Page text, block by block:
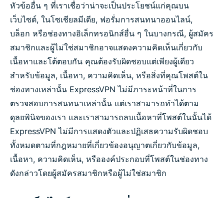
หัวข้ออื่น ๆ ที่เราเชื่อว่าน่าจะเป็นประโยชน์แก่คุณบน
เว็บไซต์, ในโซเชียลมีเดีย, ฟอรั่มการสนทนาออนไลน์,
บล็อก หรือช่องทางอิเล็กทรอนิกส์อื่น ๆ ในบางกรณี, ผู้สมัคร
สมาชิกและผู้ไม่ใช่สมาชิกอาจแสดงความคิดเห็นเกี่ยวกับ
เนื้อหาและโต้ตอบกัน คุณต้องรับผิดชอบแต่เพียงผู้เดียว
สำหรับข้อมูล, เนื้อหา, ความคิดเห็น, หรือสิ่งที่คุณโพสต์ใน
ช่องทางเหล่านั้น ExpressVPN ไม่มีภาระหน้าที่ในการ
ตรวจสอบการสนทนาเหล่านั้น แต่เราสามารถทำได้ตาม
ดุลยพินิจของเรา และเราสามารถลบเนื้อหาที่โพสต์ในนั้นได้
ExpressVPN ไม่มีการแสดงตัวและปฏิเสธความรับผิดชอบ
ทั้งหมดตามที่กฎหมายที่เกี่ยวข้องอนุญาตเกี่ยวกับข้อมูล,
เนื้อหา, ความคิดเห็น, หรือองค์ประกอบที่โพสต์ในช่องทาง
ดังกล่าวโดยผู้สมัครสมาชิกหรือผู้ไม่ใช่สมาชิก